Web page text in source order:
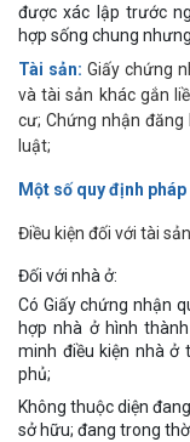
được xác lập trước
hợp sống chung
Tài sản: Giấy chứng
và tài sản khác gắn
cư; Chứng nhận
luật;
Một số quy định
Điều kiện đối với tài
Đối với nhà ở:
Có Giấy chứng nhận
hợp nhà ở hình
minh điều kiện nhà ở
phủ;
Không thuộc diện
sở hữu; đang trong